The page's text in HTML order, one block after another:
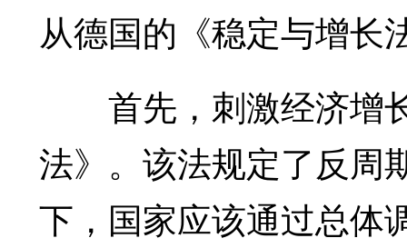
从德国的《稳定与增长
首先，刺激经济增
法》。该法规定了反周
下，国家应该通过总体